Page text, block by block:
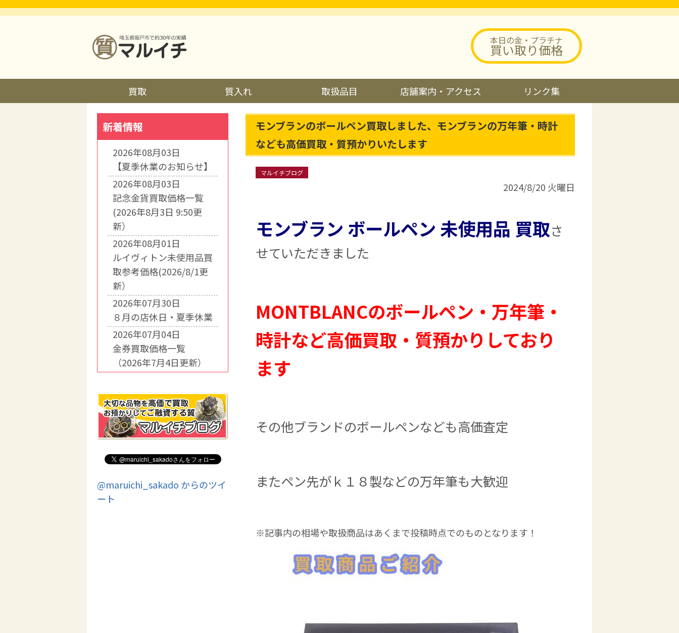
本日の金・プラチナ
買い取り価格
買取 質入れ 取扱品目 店舗案内・アクセス リンク集
モンブランのボールペン買取しました、モンブランの万年筆・時計
なども高価買取・質預かりいたします
マルイチブログ
2024/8/20 火曜日
モンブラン ボールペン 未使用品 買取さ
せていただきました
MONTBLANCのボールペン・万年筆・
時計など高価買取・質預かりしており
ます
その他ブランドのボールペンなども高価査定
またペン先がｋ１８製などの万年筆も大歓迎
※記事内の相場や取扱商品はあくまで投稿時点でのものとなります！
新着情報
2026年08月03日
【夏季休業のお知らせ】
2026年08月03日
記念金貨買取価格一覧
(2026年8月3日 9:50更
新）
2026年08月01日
ルイヴィトン未使用品買
取参考価格(2026/8/1更
新）
2026年07月30日
８月の店休日・夏季休業
2026年07月04日
金券買取価格一覧
（2026年7月4日更新）
@maruichi_sakado からのツイ
ート